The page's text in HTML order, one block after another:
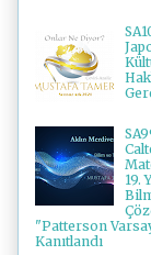
19.
"Patterson
Kanıtlandı